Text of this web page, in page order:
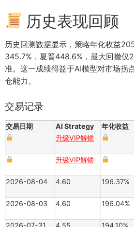
历史表现回顾
历史回测数据显示，策略年化收益
345.7%，夏普448.6%，最大回撤仅
准。这一成绩得益于AI模型对市场拐
仓能力。
交易记录
交易日期 AI Strategy 年化收益
升级VIP解锁
升级VIP解锁
2026-08-04
4.60 196.37%
2026-08-03
4.60 196.04%
2026-07-31
4.55 194.10%